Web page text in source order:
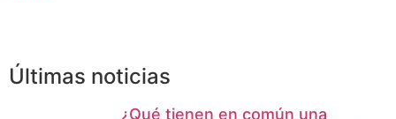
Últimas noticias
¿Qué tienen en común una